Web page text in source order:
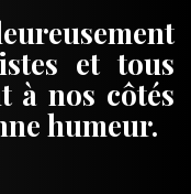
et tous
à nos côtés
humeur.